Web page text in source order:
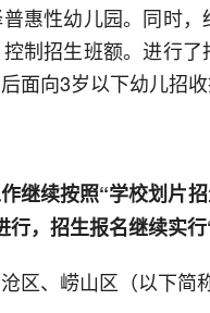
惠性幼儿园。同时
制招生班额。进行
面向3岁以下幼儿招收
继续按照“学校划片
，招生报名继续实行
区、崂山区（以下